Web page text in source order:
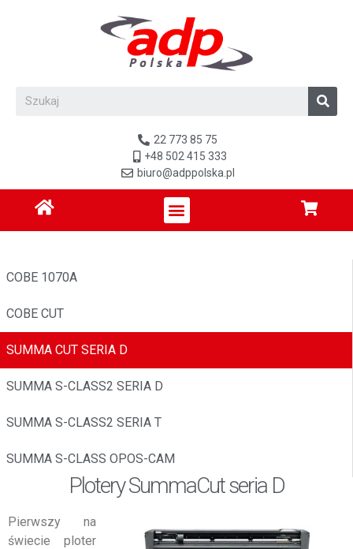
22 773 85 75
+48 502 415 333
biuro@adppolska.pl
COBE 1070A
COBE CUT
SUMMA CUT SERIA D
SUMMA S-CLASS2 SERIA D
SUMMA S-CLASS2 SERIA T
SUMMA S-CLASS OPOS-CAM
Plotery SummaCut seria D
Pierwszy na
świecie ploter